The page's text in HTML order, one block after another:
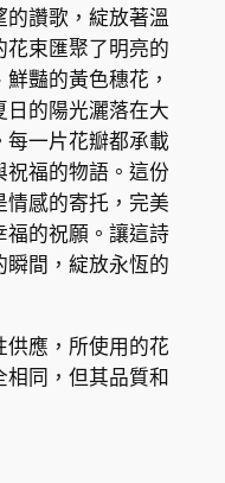
r
i
c
e
r
a
n
e
:
讚歌，綻放著溫
花束匯聚了明亮的
豔的黃色穗花，
的陽光灑落在大
每一片花瓣都承載
祝福的物語。這份
感的寄托，完美
福的祝願。讓這詩
瞬間，綻放永恆的
供應，所使用的花
同，但其品質和